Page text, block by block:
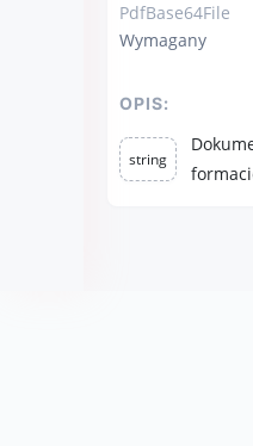
PdfBase64File
Wymagany
OPIS:
string